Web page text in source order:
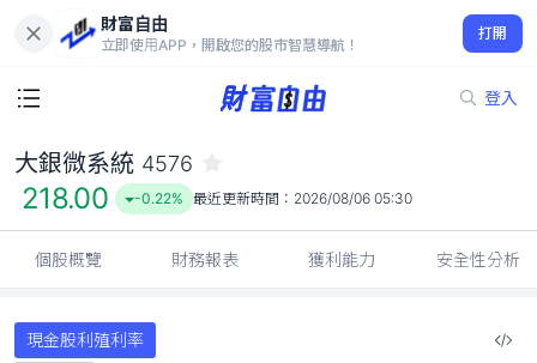
財富自由
立即使用APP，開啟您的股市智慧導航！
打開
登入
218.00
-0.22%
大銀微系統 4576
218.00 -0.22% 最近更新時間： 2026/08/06 05:30
個股概覽 財務報表 獲利能力 安全性分析
現金股利殖利率